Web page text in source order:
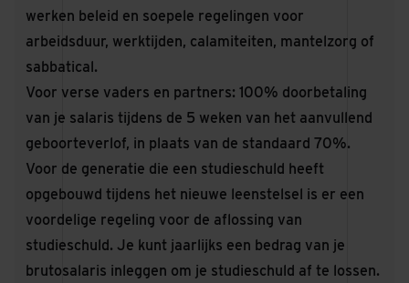
werken beleid en soepele regelingen voor
arbeidsduur, werktijden, calamiteiten, mantelzorg of
sabbatical.
Voor verse vaders en partners: 100% doorbetaling
van je salaris tijdens de 5 weken van het aanvullend
geboorteverlof, in plaats van de standaard 70%.
Voor de generatie die een studieschuld heeft
opgebouwd tijdens het nieuwe leenstelsel is er een
voordelige regeling voor de aflossing van
studieschuld. Je kunt jaarlijks een bedrag van je
brutosalaris inleggen om je studieschuld af te lossen.